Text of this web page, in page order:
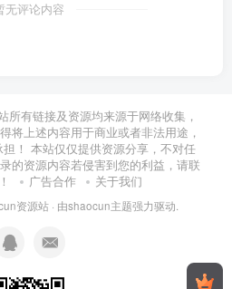
无评论内容
所有链接及资源均来源于网络收集，
将上述内容用于商业或者非法用途，
！ 本站仅仅提供资源分享，不对任
的资源内容若侵害到您的利益，请联
广告合作 关于我们
资源站 · 由shaocun主题强力驱动.